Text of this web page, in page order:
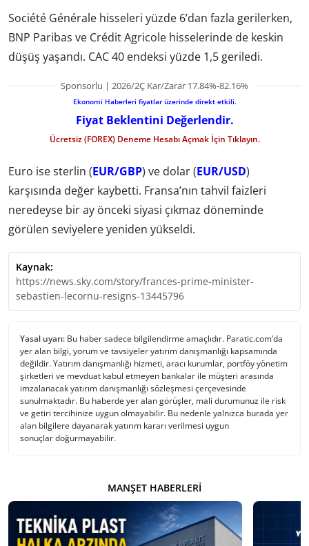
Société Générale hisseleri yüzde 6’dan fazla gerilerken,
BNP Paribas ve Crédit Agricole hisselerinde de keskin
düşüş yaşandı. CAC 40 endeksi yüzde 1,5 geriledi.
Sponsorlu | 2026/2Ç Kar/Zarar 17.84%-82.16%
Ekonomi Haberleri fiyatlar üzerinde direkt etkili.
Fiyat Beklentini Değerlendir.
Ücretsiz (FOREX) Deneme Hesabı Açmak İçin Tıklayın.
Euro ise sterlin (EUR/GBP) ve dolar (EUR/USD)
karşısında değer kaybetti. Fransa’nın tahvil faizleri
neredeyse bir ay önceki siyasi çıkmaz döneminde
görülen seviyelere yeniden yükseldi.
Kaynak:
https://news.sky.com/story/frances-prime-minister-
sebastien-lecornu-resigns-13445796
Yasal uyarı: Bu haber sadece bilgilendirme amaçlıdır. Paratic.com’da
yer alan bilgi, yorum ve tavsiyeler yatırım danışmanlığı kapsamında
değildir. Yatırım danışmanlığı hizmeti, aracı kurumlar, portföy yönetim
şirketleri ve mevduat kabul etmeyen bankalar ile müşteri arasında
imzalanacak yatırım danışmanlığı sözleşmesi çerçevesinde
sunulmaktadır. Bu haberde yer alan görüşler, mali durumunuz ile risk
ve getiri tercihinize uygun olmayabilir. Bu nedenle yalnızca burada yer
alan bilgilere dayanarak yatırım kararı verilmesi uygun
sonuçlar doğurmayabilir.
MANŞET HABERLERI